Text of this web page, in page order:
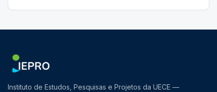
Instituto de Estudos, Pesquisas e Projetos da UECE —